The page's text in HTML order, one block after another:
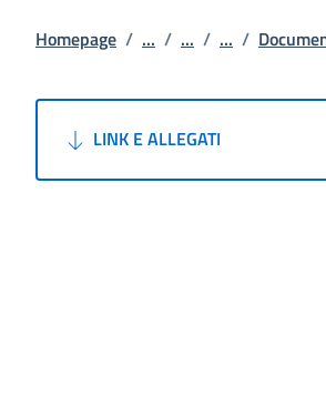
Homepage / ... / ... / ... /
LINK E ALLEGATI